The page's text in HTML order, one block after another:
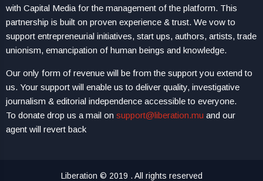
with Capital Media for the management of the platform. This
partnership is built on proven experience & trust. We vow to
support entrepreneurial initiatives, start ups, authors, artists, trade
unionism, emancipation of human beings and knowledge.
Our only form of revenue will be from the support you extend to
us. Your support will enable us to deliver quality, investigative
journalism & editorial independence accessible to everyone.
To donate drop us a mail on support@liberation.mu and our
agent will revert back
Liberation © 2019 . All rights reserved